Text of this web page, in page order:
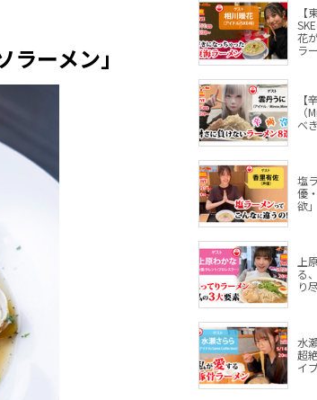
ーメン」
【
花
ラ
べ
塩
優
欲
上
る
り
水
超
イ